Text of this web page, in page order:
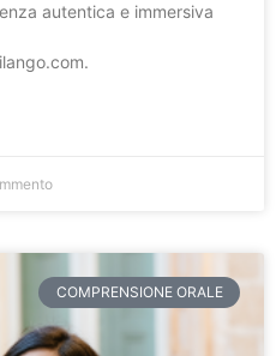
autentica e immersiva
COMPRENSIONE ORALE